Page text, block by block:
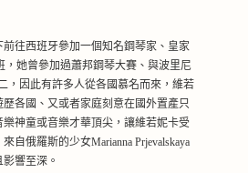
往西班牙參加一個知名鋼琴家 、 皇家
，她曾參加過蕭邦鋼琴大賽、與波里尼
，因此有許多人從各國慕名而來，維若
各國、又或者家庭刻意在國外置產只
樂神童或音樂才華 頂尖，讓維若妮卡受
來自俄羅斯的少女Marianna Prjevalskaya
響至深。